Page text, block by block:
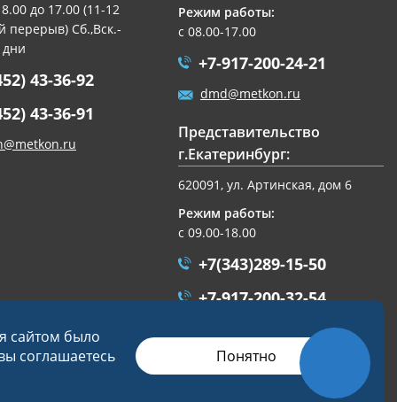
до 17.00 (11-12
перерыв) Сб.,Вск.-
43-36-92
43-36-91
Режим работы:
с 08.00-17.00
+7-917-200-24-21
dmd@metkon.ru
Представительство
г.Екатеринбург:
620091, ул. Артинская, дом 6
Режим работы:
с 09.00-18.00
+7(343)289-15-50
+7-917-200-32-54
Разработка сайта
Студия «СТРОИМ САЙТ»
сайтом было
соглашаетесь
Понятно